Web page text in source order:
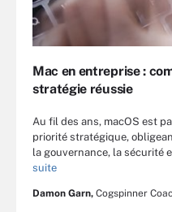
Mac en entreprise :
stratégie réussie
Au fil des ans, macOS est
priorité stratégique,
la gouvernance, la sécurité
suite
Damon Garn, Cogspinner